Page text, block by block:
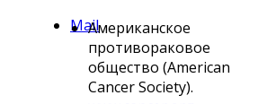
MailАмериканское
противораковое
общество (American
Cancer Society).